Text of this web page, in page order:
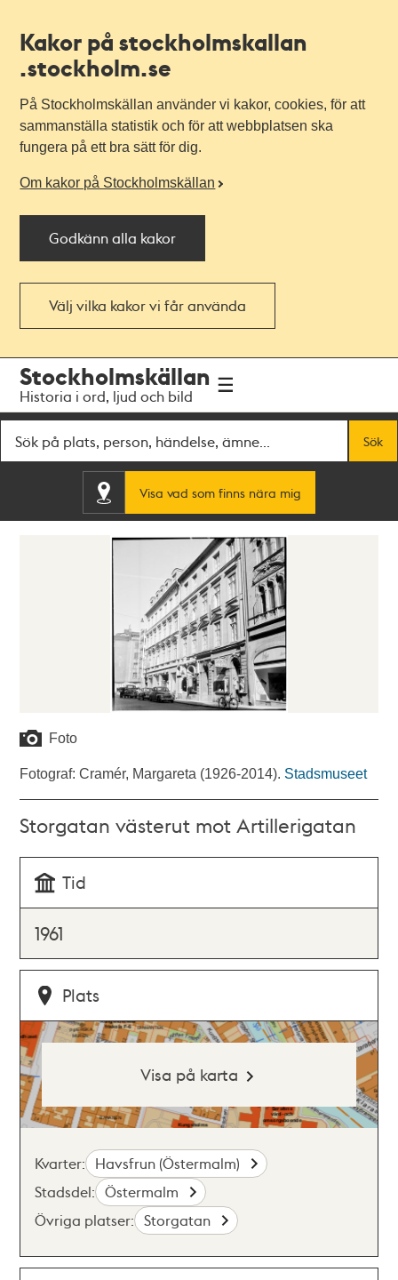
Kakor på stockholmskallan
.stockholm.se
På Stockholmskällan använder vi kakor, cookies, för att
sammanställa statistik och för att webbplatsen ska
fungera på ett bra sätt för dig.
Om kakor på Stockholmskällan
Godkänn alla kakor
Välj vilka kakor vi får använda
navigationen
huvudinnehållet
Stockholmskällan
Historia i ord, ljud och bild
Sök
Visa vad som finns nära mig
Foto
Fotograf: Cramér, Margareta (1926-2014). Stadsmuseet
Storgatan västerut mot Artillerigatan
Tid
1961
Plats
Visa på karta
Kvarter: Havsfrun (Östermalm)
Stadsdel: Östermalm
Övriga platser: Storgatan